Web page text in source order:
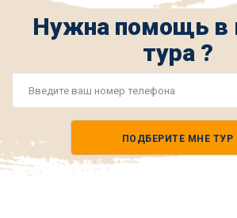
Нужна помощь в
тура ?
ПОДБЕРИТЕ МНЕ ТУР